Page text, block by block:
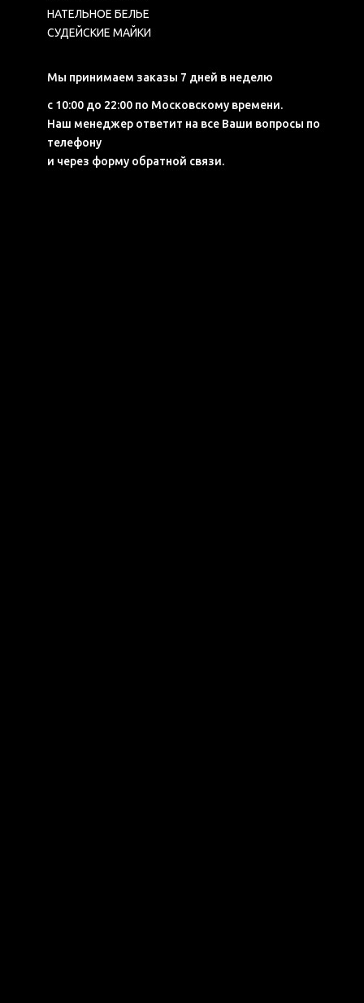
НАТЕЛЬНОЕ БЕЛЬЕ
СУДЕЙСКИЕ МАЙКИ
Мы принимаем заказы 7 дней в неделю
с 10:00 до 22:00 по Московскому времени.
Наш менеджер ответит на все Ваши вопросы по
телефону
и через форму обратной связи.